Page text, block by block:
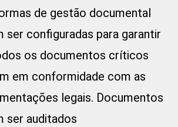
de gestão documental
ser configuradas para garantir
os documentos críticos
em conformidade com as
legais. Documentos
ser auditados